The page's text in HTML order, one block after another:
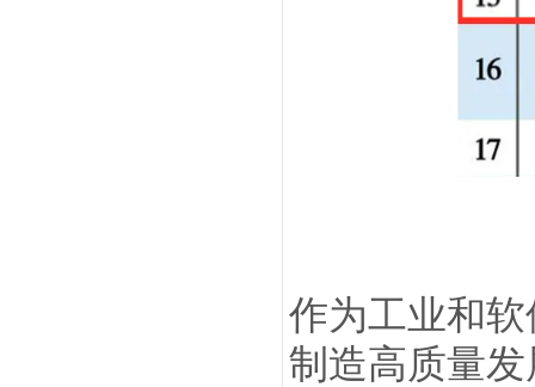
作为工业和
制造高质量